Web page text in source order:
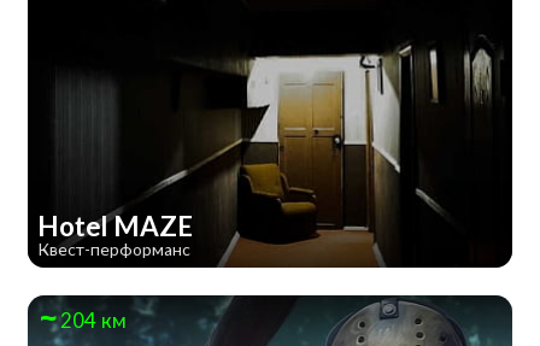
Hotel MAZE
Квест-перформанс
204 км